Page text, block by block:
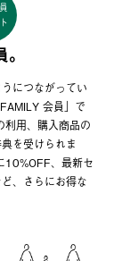
につながってい
会員」で
利用、購入商品の
を受けられま
10%OFF、最新セ
、さらにお得な